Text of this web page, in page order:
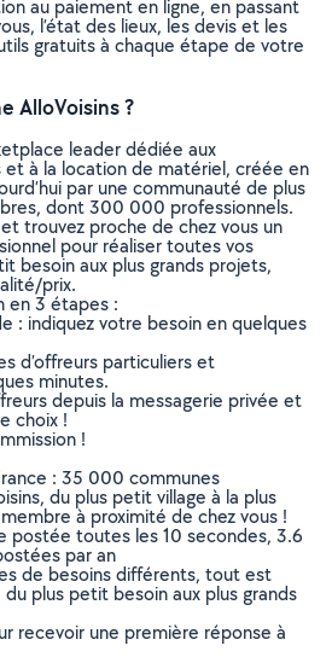
au paiement en ligne, en passant
l’état des lieux, les devis et les
gratuits à chaque étape de votre
AlloVoisins ?
leader dédiée aux
à la location de matériel, créée en
par une communauté de plus
dont 300 000 professionnels.
trouvez proche de chez vous un
pour réaliser toutes vos
besoin aux plus grands projets,
prix.
en 3 étapes :
: indiquez votre besoin en quelques
d’offreurs particuliers et
minutes.
depuis la messagerie privée et
choix !
!
: 35 000 communes
du plus petit village à la plus
à proximité de chez vous !
postée toutes les 10 secondes, 3.6
par an
de besoins différents, tout est
du plus petit besoin aux plus grands
recevoir une première réponse à